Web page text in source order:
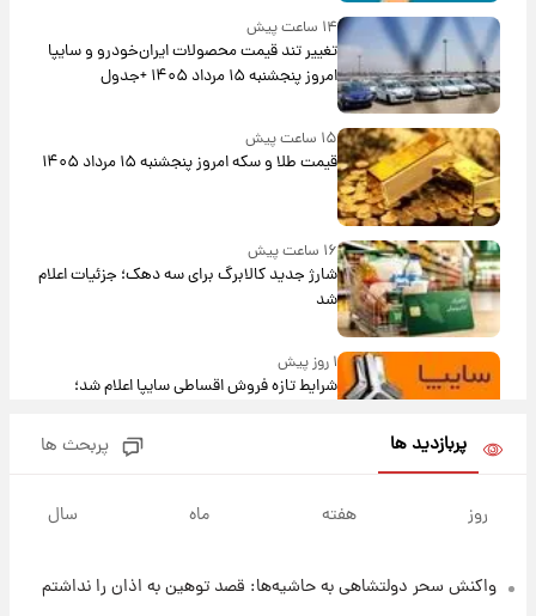
۱۴ ساعت پیش
تغییر تند قیمت محصولات ایران‌خودرو و سایپا
امروز پنجشنبه ۱۵ مرداد ۱۴۰۵ +جدول
۱۵ ساعت پیش
قیمت طلا و سکه امروز پنجشنبه ۱۵ مرداد ۱۴۰۵
۱۶ ساعت پیش
شارژ جدید کالابرگ برای سه دهک؛ جزئیات اعلام
شد
۱ روز پیش
شرایط تازه فروش اقساطی سایپا اعلام شد؛
قیمت سکه و طلا فردا
۲۲ ساعت پیش
پربازدید ها پربحث ها
روز هفته ماه سال
واکنش سحر دولتشاهی به حاشیه‌ها: قصد توهین به اذان را نداشتم